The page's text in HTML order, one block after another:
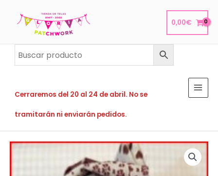
0,00€
Cerraremos del 20 al 24 de abril. No se
tramitarán ni enviarán pedidos.